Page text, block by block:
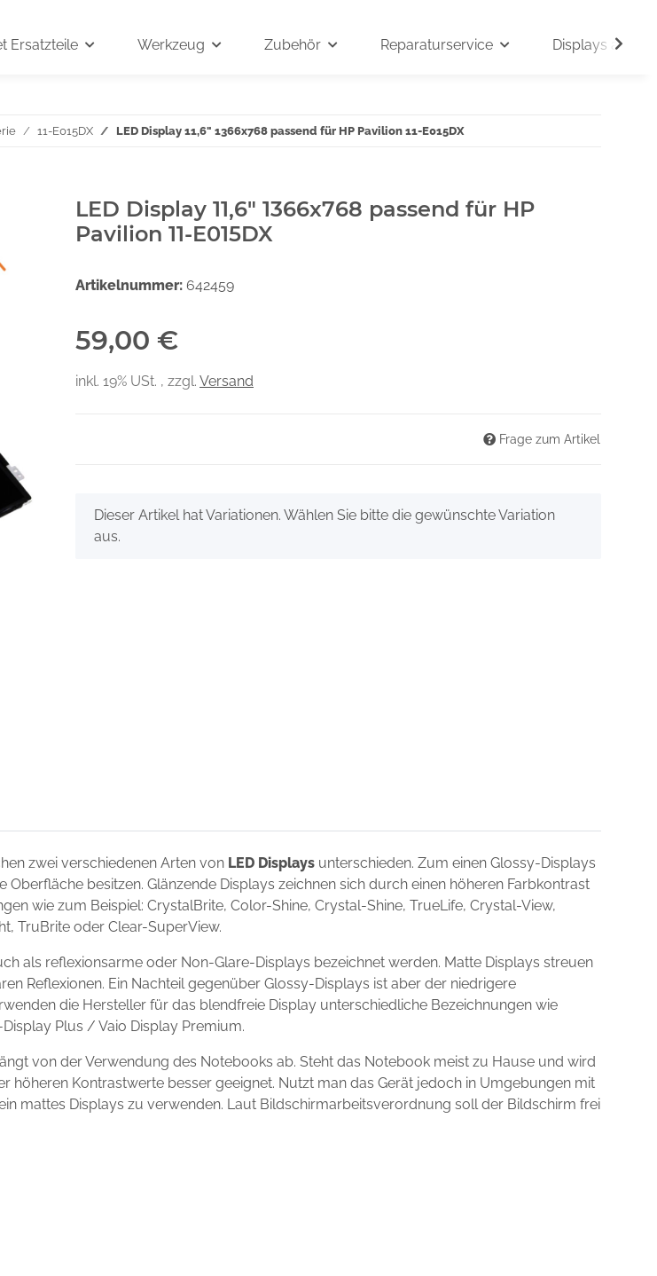
Ersatzteile Werkzeug Zubehör Reparaturservice Displays auf
11-E015DX LED Display 11,6" 1366x768 passend für HP Pavilion 11-E015DX
LED Display 11,6" 1366x768 passend für HP
Pavilion 11-E015DX
Artikelnummer: 642459
59,00 €
inkl. 19% USt. , zzgl. Versand
Frage zum Artikel
xDieser Artikel hat Variationen. Wählen Sie bitte die gewünschte Variation
aus.
zwei verschiedenen Arten von LED Displays unterschieden. Zum einen Glossy-Displays
besitzen. Glänzende Displays zeichnen sich durch einen höheren Farbkontrast
wie zum Beispiel: CrystalBrite, Color-Shine, Crystal-Shine, TrueLife, Crystal-View,
TruBrite oder Clear-SuperView.
als reflexionsarme oder Non-Glare-Displays bezeichnet werden. Matte Displays streuen
Reflexionen. Ein Nachteil gegenüber Glossy-Displays ist aber der niedrigere
die Hersteller für das blendfreie Display unterschiedliche Bezeichnungen wie
Plus / Vaio Display Premium.
von der Verwendung des Notebooks ab. Steht das Notebook meist zu Hause und wird
Kontrastwerte besser geeignet. Nutzt man das Gerät jedoch in Umgebungen mit
mattes Displays zu verwenden. Laut Bildschirmarbeitsverordnung soll der Bildschirm frei